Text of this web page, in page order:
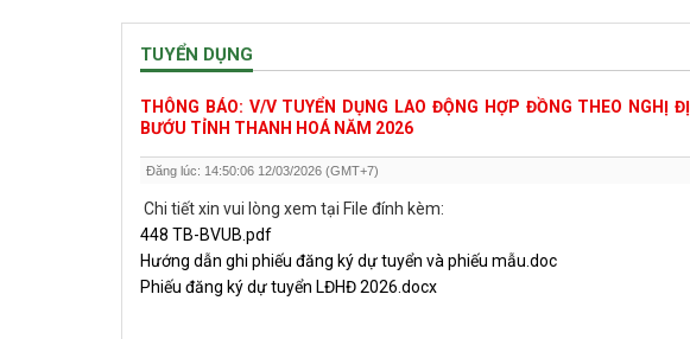
TUYỂN DỤNG
THÔNG BÁO: V/V TUYỂN DỤNG LAO ĐỘNG HỢP ĐỒNG THEO NGHỊ
BƯỚU TỈNH THANH HOÁ NĂM 2026
Đăng lúc: 14:50:06 12/03/2026 (GMT+7)
Chi tiết xin vui lòng xem tại File đính kèm:
448 TB-BVUB.pdf
Hướng dẫn ghi phiếu đăng ký dự tuyển và phiếu mẫu.doc
Phiếu đăng ký dự tuyển LĐHĐ 2026.docx